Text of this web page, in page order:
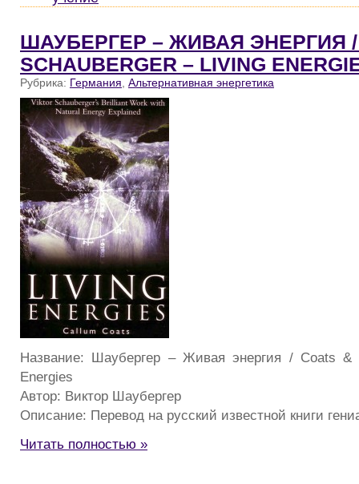
ШАУБЕРГЕР – ЖИВАЯ ЭНЕРГИЯ /
SCHAUBERGER – LIVING
Рубрика: Германия Альтернативная энергетика
Название: Шаубергер – Живая энергия / Coats &
Energies
Автор: Виктор Шаубергер
Описание: Перевод на русский известной книги
Читать полностью »